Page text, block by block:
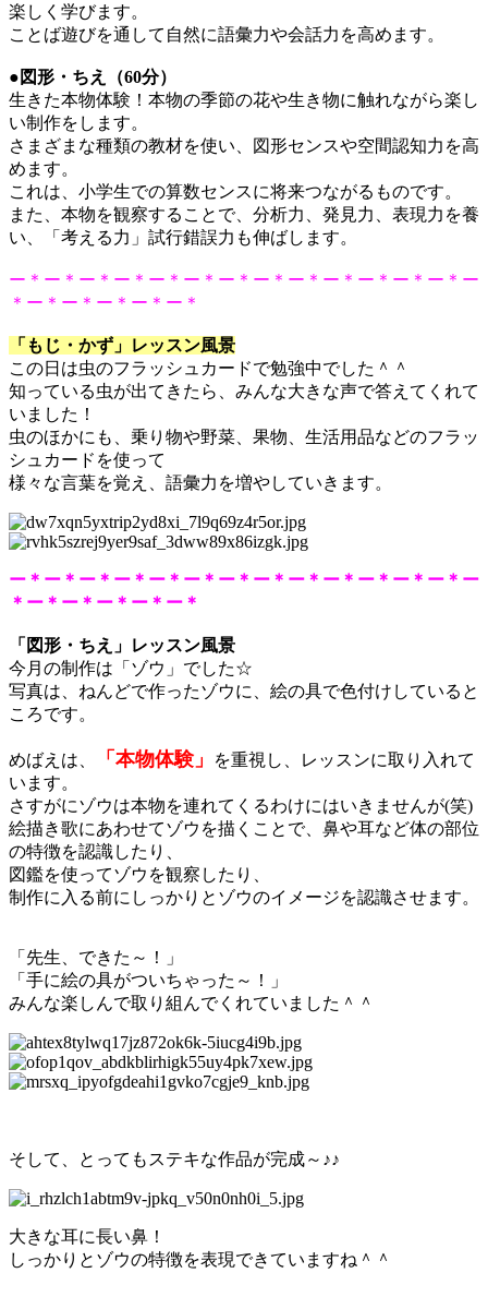
楽しく学びます。
ことば遊びを通して自然に語彙力や会話力を高めます。
●図形・ちえ（60分）
生きた本物体験！本物の季節の花や生き物に触れながら楽し
い制作をします。
さまざまな種類の教材を使い、図形センスや空間認知力を高
めます。
これは、小学生での算数センスに将来つながるものです。
また、本物を観察することで、分析力、発見力、表現力を養
い、「考える力」試行錯誤力も伸ばします。
ー＊ー＊ー＊ー＊ー＊ー＊ー＊ー＊ー＊ー＊ー＊ー＊ー＊ー
＊ー＊ー＊ー＊ー＊ー＊
「もじ・かず」レッスン風景
この日は虫のフラッシュカードで勉強中でした＾＾
知っている虫が出てきたら、みんな大きな声で答えてくれて
いました！
虫のほかにも、乗り物や野菜、果物、生活用品などのフラッ
シュカードを使って
様々な言葉を覚え、語彙力を増やしていきます。
ー＊ー＊ー＊ー＊ー＊ー＊ー＊ー＊ー＊ー＊ー＊ー＊ー＊ー
＊ー＊ー＊ー＊ー＊ー＊
「図形・ちえ」レッスン風景
今月の制作は「ゾウ」でした☆
写真は、ねんどで作ったゾウに、絵の具で色付けしていると
ころです。
めばえは、 「本物体験」
を重視し、レッスンに取り入れて
います。
さすがにゾウは本物を連れてくるわけにはいきませんが(笑)
絵描き歌にあわせてゾウを描くことで、鼻や耳など体の部位
の特徴を認識したり、
図鑑を使ってゾウを観察したり、
制作に入る前にしっかりとゾウのイメージを認識させます。
「先生、できた～！」
「手に絵の具がついちゃった～！」
みんな楽しんで取り組んでくれていました＾＾
そして、とってもステキな作品が完成～♪♪
大きな耳に長い鼻！
しっかりとゾウの特徴を表現できていますね＾＾